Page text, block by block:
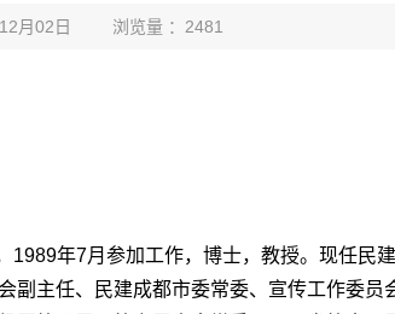
月02日 浏览量 ： 2481
1989年7月参加工作，博士，教授。现任民
副主任、民建成都市委常委、宣传工作委员